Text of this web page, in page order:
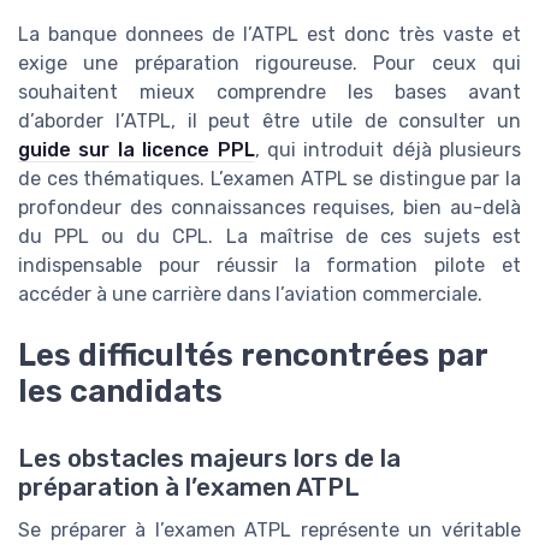
La banque donnees de l’ATPL est donc très vaste et
exige une préparation rigoureuse. Pour ceux qui
souhaitent mieux comprendre les bases avant
d’aborder l’ATPL, il peut être utile de consulter un
guide sur la licence PPL, qui introduit déjà plusieurs
de ces thématiques. L’examen ATPL se distingue par la
profondeur des connaissances requises, bien au-delà
du PPL ou du CPL. La maîtrise de ces sujets est
indispensable pour réussir la formation pilote et
accéder à une carrière dans l’aviation commerciale.
Les difficultés rencontrées par
les candidats
Les obstacles majeurs lors de la
préparation à l’examen ATPL
Se préparer à l’examen ATPL représente un véritable